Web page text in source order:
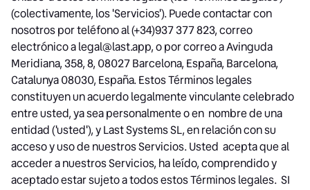
(colectivamente, los 'Servicios'). Puede contactar con
nosotros por teléfono al (+34)937 377 823, correo
electrónico a legal@last.app, o por correo a Avinguda
Meridiana, 358, 8, 08027 Barcelona, España, Barcelona,
Catalunya 08030, España. Estos Términos legales
constituyen un acuerdo legalmente vinculante celebrado
entre usted, ya sea personalmente o en nombre de una
entidad ('usted'), y Last Systems SL, en relación con su
acceso y uso de nuestros Servicios. Usted acepta que al
acceder a nuestros Servicios, ha leído, comprendido y
aceptado estar sujeto a todos estos Términos legales. SI